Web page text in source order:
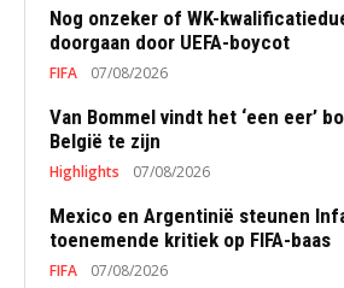
Nog onzeker of WK-
doorgaan door UEFA-boycot
FIFA 07/08/2026
Van Bommel vindt het ‘een eer’
België te zijn
Highlights 07/08/2026
Mexico en Argentinië steunen
toenemende kritiek op FIFA-baas
FIFA 07/08/2026